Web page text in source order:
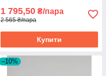
1 795,50 ₴/пара
2 565 ₴/пара
Купити
–10%